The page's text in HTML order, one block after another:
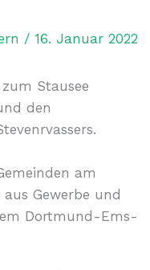
/16. Januar 2022
Stausee
den
am
Gewerbe und
Dortmund-Ems-